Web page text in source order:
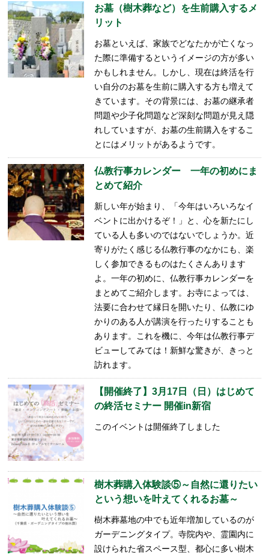
お墓（樹木葬など）を生前購入するメ
リット
お墓といえば、家族でどなたかが亡くなっ
た際に準備するというイメージの方が多い
かもしれません。しかし、現在は終活を行
い自分のお墓を生前に購入する方も増えて
きています。その背景には、お墓の継承者
問題や少子化問題など深刻な問題が見え隠
れしていますが、お墓の生前購入をするこ
とにはメリットがあるようです。
仏教行事カレンダー 一年の初めにま
とめて紹介
新しい年が始まり、「今年はいろいろなイ
ベントに出かけるぞ！」と、心を新たにし
ている人も多いのではないでしょうか。近
寄りがたく感じる仏教行事のなかにも、楽
しく参加できるものはたくさんあります
よ。一年の初めに、仏教行事カレンダーを
まとめてご紹介します。お寺によっては、
法要に合わせて縁日を開いたり、仏教にゆ
かりのある人が講演を行ったりすることも
あります。これを機に、今年は仏教行事デ
ビューしてみては！新鮮な驚きが、きっと
訪れます。
【開催終了】3月17日（日）はじめて
の終活セミナー 開催in新宿
このイベントは開催終了しました
樹木葬購入体験談⑤～自然に還りたい
という想いを叶えてくれるお墓～
樹木葬墓地の中でも近年増加しているのが
ガーデニングタイプ。寺院内や、霊園内に
設けられた省スペース型、都心に多い樹木